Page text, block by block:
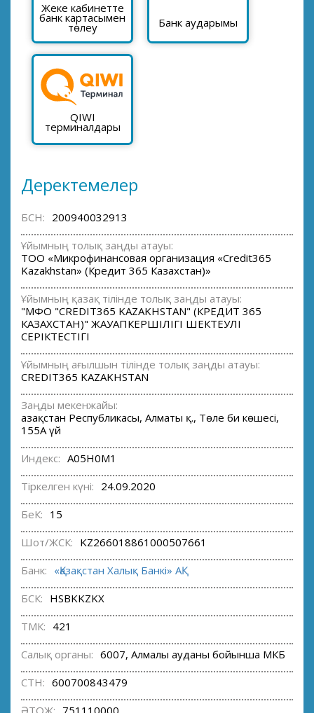
Жеке кабинетте
банк картасымен
төлеу Банк аударымы
QIWI
терминалдары
Деректемелер
БСН: 200940032913
Ұйымның толық заңды атауы:
ТОО «Микрофинансовая организация «Credit365
Kazakhstan» (Кредит 365 Казахстан)»
Ұйымның қазақ тілінде толық заңды атауы:
"МФО "CREDIT365 KAZAKHSTAN" (КРЕДИТ 365
КАЗАХСТАН)" ЖАУАПКЕРШІЛІГІ ШЕКТЕУЛІ
СЕРІКТЕСТІГІ
Ұйымның ағылшын тілінде толық заңды атауы:
CREDIT365 KAZAKHSTAN
Заңды мекенжайы:
Қазақстан Республикасы, Алматы қ., Төле би көшесі,
155А үй
Индекс: A05H0M1
Тіркелген күні: 24.09.2020
БеК: 15
Шот/ЖСК: KZ266018861000507661
Банк: «Қазақстан Халық Банкі» АҚ
БСК: HSBKKZKX
ТМК: 421
Салық органы: 6007, Алмалы ауданы бойынша МКБ
СТН: 600700843479